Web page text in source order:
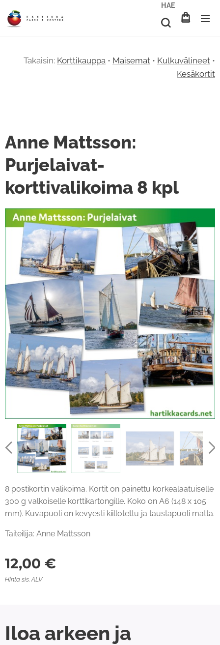
HAE
Takaisin: Korttikauppa • Maisemat • Kulkuvälineet •
Kesäkortit
Anne Mattsson:
Purjelaivat-
korttivalikoima 8 kpl
8 postikortin valikoima. Kortit on painettu korkealaatuiselle
300 g valkoiselle korttikartongille. Koko on A6 (148 x 105
mm). Kuvapuoli on kevyesti kiillotettu ja taustapuoli matta.
Taiteilija: Anne Mattsson
12,00 €
Hinta sis. ALV
Iloa arkeen ja